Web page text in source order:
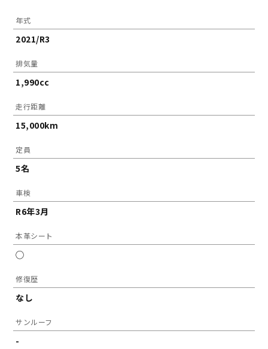
年式
2021/R3
排気量
1,990cc
走行距離
15,000km
定員
5名
車検
R6年3月
本革シート
◯
修復歴
なし
サンルーフ
-